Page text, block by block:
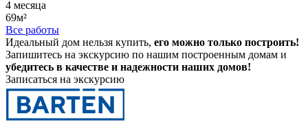
4 месяца
69м²
Все работы
Идеальный дом нельзя купить, его можно только построить!
Запишитесь на экскурсию по нашим построенным домам и
убедитесь в качестве и надежности наших домов!
Записаться на экскурсию